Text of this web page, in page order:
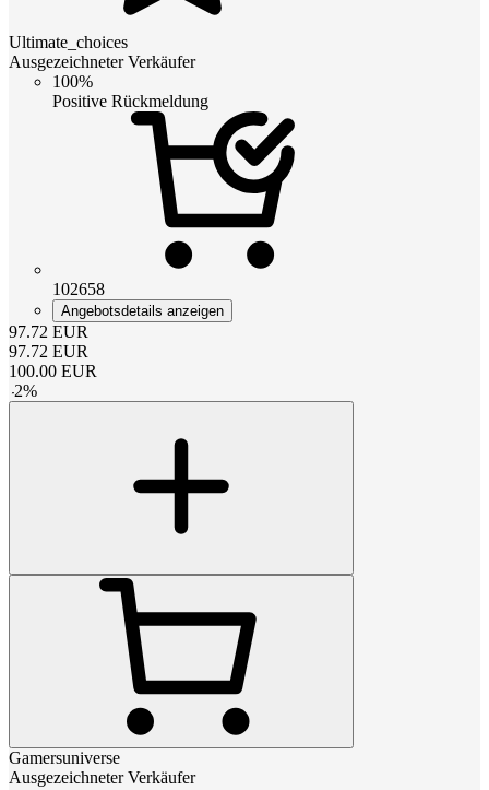
Ultimate_choices
Ausgezeichneter Verkäufer
100%
Positive Rückmeldung
102658
Angebotsdetails anzeigen
97.72 EUR
97.72 EUR
100.00 EUR
-2%
Gamersuniverse
Ausgezeichneter Verkäufer